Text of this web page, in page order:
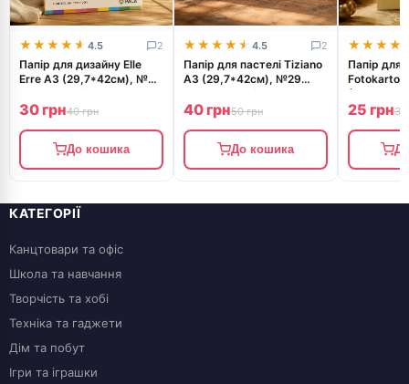
★★★★★
★★★★★ 4.5 2
Папір для дизайну Elle
Erre А3 (29,7*42см), №25
cedro, 220г/м2, жовтий,
дві текстури, Fabriano
30 грн40 грн
До кошика
★★★★★
★★★★★ 4.5 2
Папір для пастелі Tiziano
A3 (29,7*42см), №29
nebbia, 160г/м2, сірий,
середнє зерно, Fabriano
40 грн50 грн
До кошика
Папір для
Fotokarton
Золотий,
25 грн30
КАТЕГОРІЇ
Канцтовари та офіс
Школа та навчання
Творчість та хобі
Техніка та гаджети
Дім та побут
Ігри та іграшки